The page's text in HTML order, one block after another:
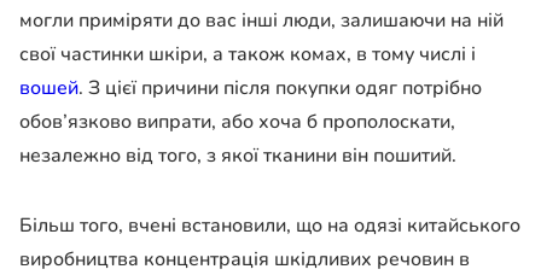
могли приміряти до вас інші люди, залишаючи на ній
свої частинки шкіри, а також комах, в тому числі і
вошей. З цієї причини після покупки одяг потрібно
обов’язково випрати, або хоча б прополоскати,
незалежно від того, з якої тканини він пошитий.
Більш того, вчені встановили, що на одязі китайського
виробництва концентрація шкідливих речовин в